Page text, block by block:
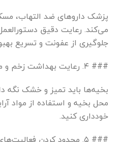
پزشک داروهای ضد التهاب،
می‌کند. رعایت دقیق
جلوگیری از عفونت و تسریع
### ۴. رعایت بهداشت زخم و مراقبت از بخیه‌ها
بخیه‌ها باید تمیز و خشک نگه
محل بخیه و استفاده از مواد
خودداری کنید.